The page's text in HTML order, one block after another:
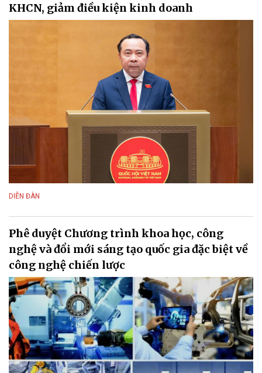
KHCN, giảm điều kiện kinh doanh
DIỄN ĐÀN
Phê duyệt Chương trình khoa học, công
nghệ và đổi mới sáng tạo quốc gia đặc biệt về
công nghệ chiến lược